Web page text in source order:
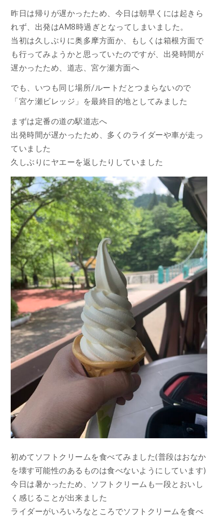
昨日は帰りが遅かったため、今日は朝早くには起きら
れず、出発はAM8時過ぎとなってしまいました。
当初は久しぶりに奥多摩方面か、もしくは箱根方面で
も行ってみようかと思っていたのですが、出発時間が
遅かったため、道志、宮ケ瀬方面へ
でも、いつも同じ場所/ルートだとつまらないので
「宮ケ瀬ビレッジ」を最終目的地としてみました
まずは定番の道の駅道志へ
出発時間が遅かったため、多くのライダーや車が走っ
ていました
久しぶりにヤエーを返したりしていました
初めてソフトクリームを食べてみました(普段はおなか
を壊す可能性のあるものは食べないようにしています)
今日は暑かったため、ソフトクリームも一段とおいし
く感じることが出来ました
ライダーがいろいろなところでソフトクリームを食べ